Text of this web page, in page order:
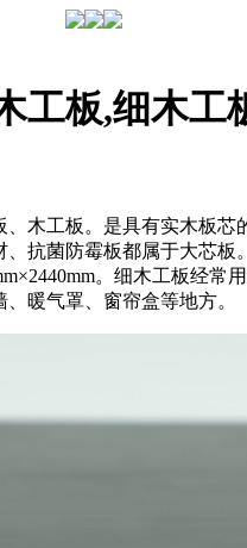
工板,细木工
、木工板。是具有实木板芯
、抗菌防霉板都属于大芯板
。细木工板经常
暖气罩、窗帘盒等地方。